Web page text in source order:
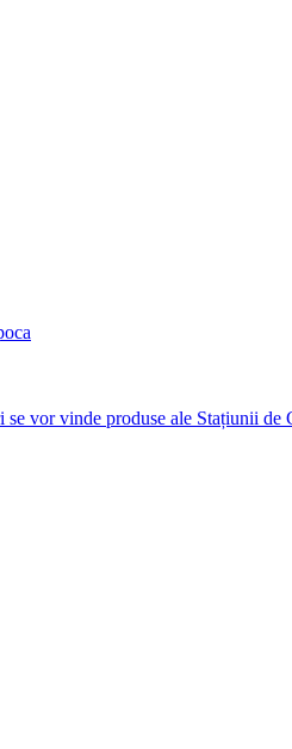
vinde produse ale Stațiunii de